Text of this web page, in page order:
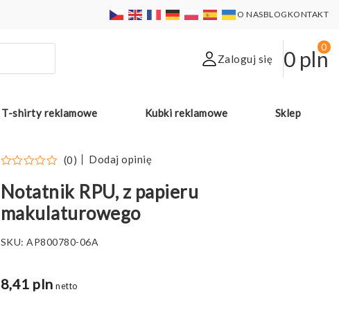
O NASBLOGKONTAKT
Zaloguj się 0 pln
0
T-shirty reklamowe Kubki reklamowe Sklep
(0) Dodaj opinię
Notatnik RPU, z papieru
makulaturowego
SKU:AP800780-06A
8,41 pln netto